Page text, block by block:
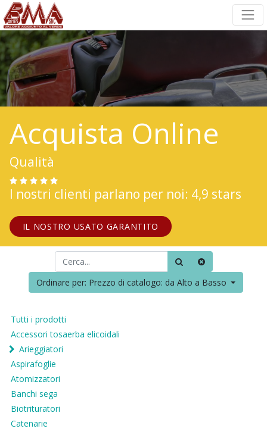
Acquista Online
Qualità
I nostri clienti parlano per noi: 4,9 stars
IL NOSTRO USATO GARANTITO
Ordinare per: Prezzo di catalogo: da Alto a Basso
Tutti i prodotti
Accessori tosaerba elicoidali
Arieggiatori
Aspirafoglie
Atomizzatori
Banchi sega
Biotrituratori
Catenarie